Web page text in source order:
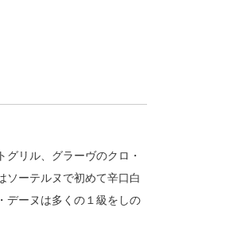
リル、グラーヴのクロ・
ソーテルヌで初めて辛口白
デーヌは多くの１級をしの